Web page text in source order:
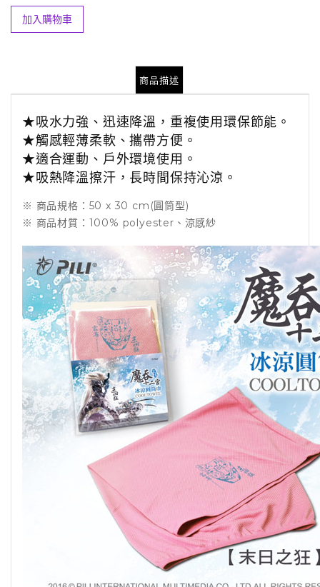
加入購物車
商品描述
★吸水力強、迅速降溫，重複使用環保節能。
★觸感輕薄柔軟、攜帶方便。
★適合運動、戶外環境使用。
★吸熱降溫擦汗，長時間保持沁涼。
※ 商品規格：50 x 30 cm(圓筒型)
※ 商品材質：100% polyester、涼感紗